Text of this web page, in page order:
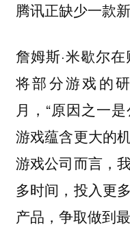
腾讯正缺少一款
詹姆斯·米歇尔
将部分游戏的
月，“原因之一
游戏蕴含更大的
游戏公司而言，
多时间，投入更
产品，争取做到